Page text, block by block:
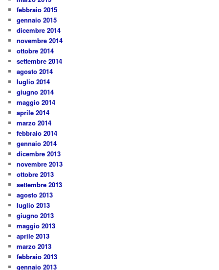
febbraio 2015
gennaio 2015
dicembre 2014
novembre 2014
ottobre 2014
settembre 2014
agosto 2014
luglio 2014
giugno 2014
maggio 2014
aprile 2014
marzo 2014
febbraio 2014
gennaio 2014
dicembre 2013
novembre 2013
ottobre 2013
settembre 2013
agosto 2013
luglio 2013
giugno 2013
maggio 2013
aprile 2013
marzo 2013
febbraio 2013
gennaio 2013